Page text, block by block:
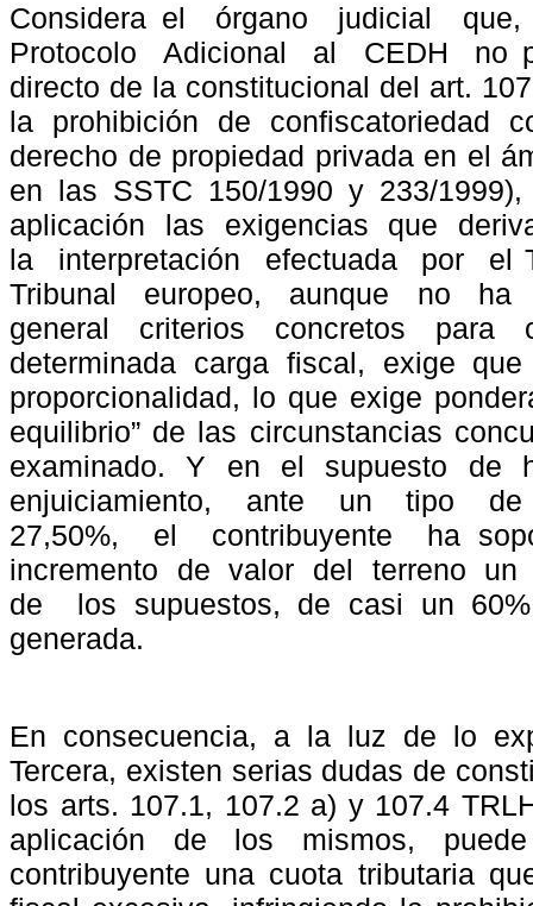
Considera el órgano judicial
que,
Protocolo
Adicional al CEDH
no
directo de la constitucional del art.
la prohibición de confiscatoriedad
derecho de propiedad privada en el
en las SSTC 150/1990 y 233/
aplicación
las exigencias que
la
interpretación efectuada por
el
Tribunal
europeo, aunque no
ha
general criterios concretos para
determinada carga fiscal, exige
proporcionalidad, lo que exige
equilibrio” de las circunstancias
examinado. Y en el supuesto de
enjuiciamiento,
ante un tipo
de
27,50%,
el contribuyente
ha
incremento
de valor del terreno
un
de
los supuestos, de casi un
generada.
En consecuencia, a la luz de lo
Tercera, existen serias dudas de
los arts. 107.1, 107.2 a) y 107.4
aplicación de los mismos,
contribuyente una cuota tributaria